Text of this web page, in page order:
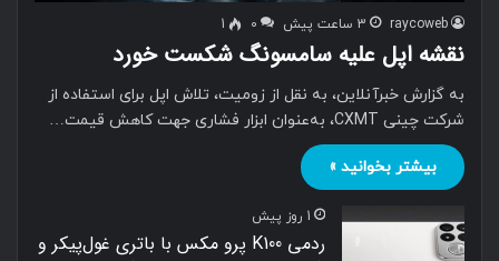
raycoweb 3 ساعت پیش 0
1
نقشه اپل علیه سامسونگ شکست خورد
به گزارش خبرآنلاین، به نقل از زومیت، تلاش اپل برای استفاده از
شرکت چینی CXMT، به‌عنوان ابزار فشاری جهت کاهش قیمت…
بیشتر بخوانید »
1 روز پیش
ردمی K100 پرو مکس با باتری غول‌پیکر و